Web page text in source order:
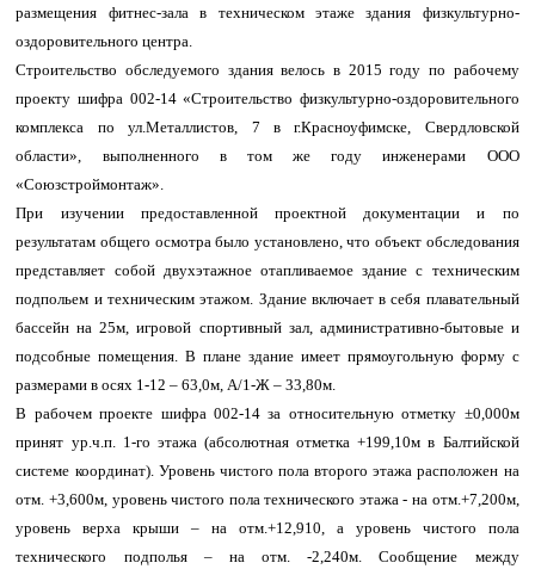
размещения фитнес-зала в техническом этаже здания физкультурно-
оздоровительного центра.
Строительство обследуемого здания велось в 2015 году по рабочему
проекту шифра 002-14 «Строительство физкультурно-оздоровительного
комплекса по ул.Металлистов, 7 в г.Красноуфимске, Свердловской
области», выполненного в том же году инженерами ООО
«Союзстроймонтаж».
При изучении предоставленной проектной документации и по
результатам общего осмотра было установлено, что объект обследования
представляет собой двухэтажное отапливаемое здание с техническим
подпольем и техническим этажом. Здание включает в себя плавательный
бассейн на 25м, игровой спортивный зал, административно-бытовые и
подсобные помещения. В плане здание имеет прямоугольную форму с
размерами в осях 1-12 – 63,0м, А/1-Ж – 33,80м.
В рабочем проекте шифра 002-14 за относительную отметку ±0,000м
принят ур.ч.п. 1-го этажа (абсолютная отметка +199,10м в Балтийской
системе координат). Уровень чистого пола второго этажа расположен на
отм. +3,600м, уровень чистого пола технического этажа - на отм.+7,200м,
уровень верха крыши – на отм.+12,910, а уровень чистого пола
технического подполья – на отм. -2,240м. Сообщение между